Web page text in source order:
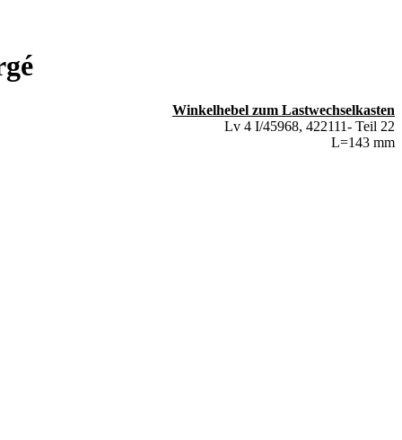
Winkelhebel zum Lastwechselkasten
Lv 4 I/45968, 422111- Teil 22
L=143 mm